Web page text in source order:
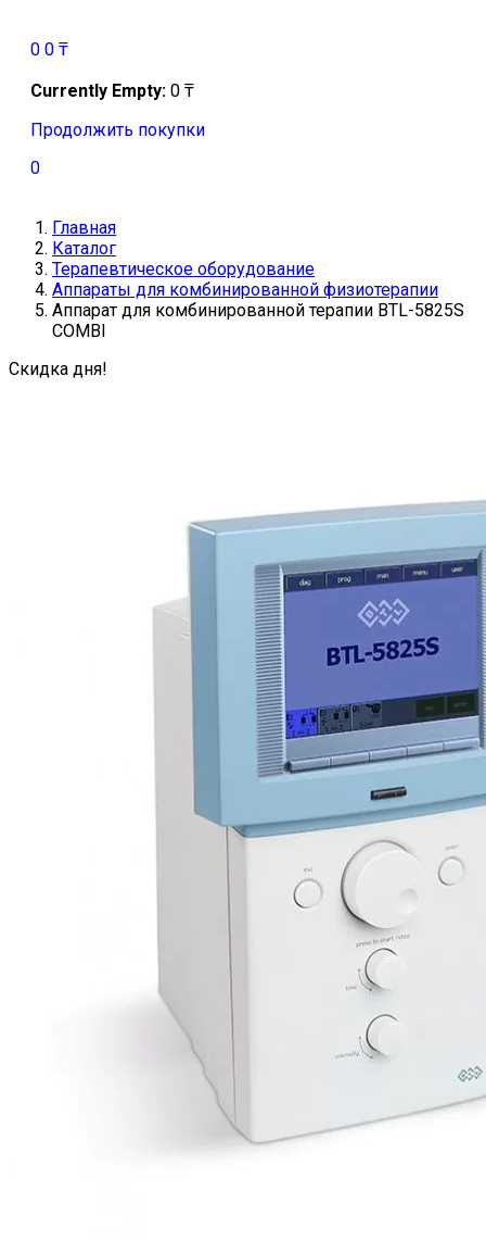
0 0 ₸
Currently Empty: 0 ₸
Продолжить покупки
0
Главная
Каталог
Терапевтическое оборудование
Аппараты для комбинированной физиотерапии
Аппарат для комбинированной терапии BTL-5825S
COMBI
Скидка дня!